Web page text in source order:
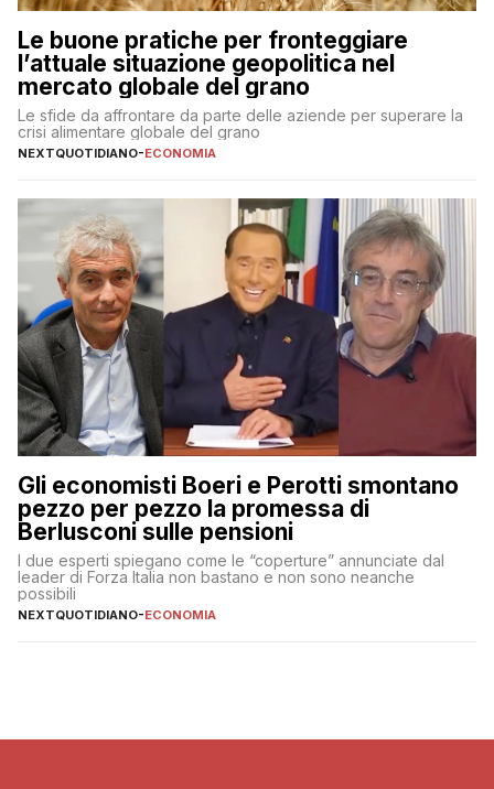
Le buone pratiche per fronteggiare
l’attuale situazione geopolitica nel
mercato globale del grano
Le sfide da affrontare da parte delle aziende per superare la
crisi alimentare globale del grano
NEXTQUOTIDIANO-ECONOMIA
Gli economisti Boeri e Perotti smontano
pezzo per pezzo la promessa di
Berlusconi sulle pensioni
I due esperti spiegano come le “coperture” annunciate dal
leader di Forza Italia non bastano e non sono neanche
possibili
NEXTQUOTIDIANO-ECONOMIA